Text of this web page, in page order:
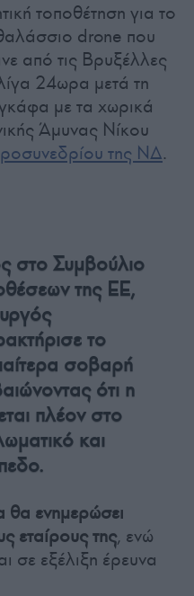
τοποθέτηση για το
drone που
από τις Βρυξέλλες
24ωρα μετά τη
με τα χωρικά
Άμυνας Νίκου
της ΝΔ.
στο Συμβούλιο
της ΕΕ,
το
σοβαρή
ότι η
πλέον στο
και
ενημερώσει
εταίρους της, ενώ
σε εξέλιξη έρευνα